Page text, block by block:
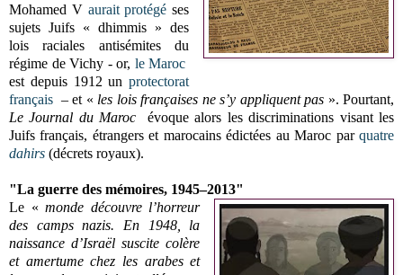
Mohamed V aurait protégé ses
sujets Juifs « dhimmis » des
lois raciales antisémites du
régime de Vichy - or, le Maroc
est depuis 1912 unprotectorat
français – et « les lois françaises ne s’y appliquent pas ». Pourtant,
Le Journal du Maroc évoque alors les discriminations visant les
Juifs français, étrangers et marocains édictées au Maroc par quatre
dahirs (décrets royaux).
"La guerre des mémoires, 1945–2013"
Le «monde découvre l’horreur
des camps nazis. En 1948, la
naissance d’Israël suscite colère
et amertume chez les arabes et